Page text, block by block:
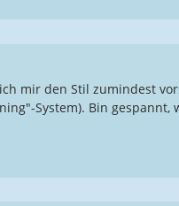
mir den Stil zumindest
System). Bin gespannt,